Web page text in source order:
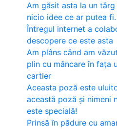
Am găsit asta la un
nicio idee ce ar putea fi.
Întregul internet a
descopere ce este asta
Am plâns când am
plin cu mâncare în fața
cartier
Aceasta poză este
această poză și nimeni
este specială!
Prinsă în pădure cu